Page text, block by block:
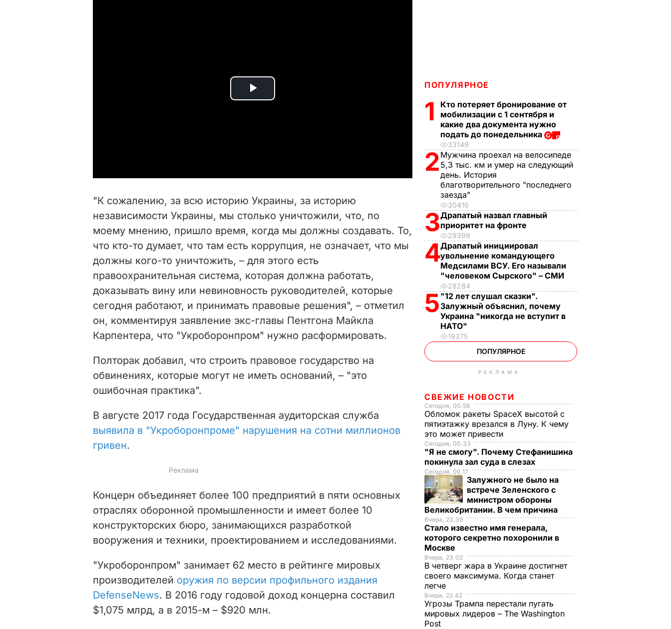
P
i
d
e
o
"К сожалению, за всю историю Украины, за историю
независимости Украины, мы столько уничтожили, что, по
моему мнению, пришло время, когда мы должны создавать. То,
что кто-то думает, что там есть коррупция, не означает, что мы
должны кого-то уничтожить, – для этого есть
правоохранительная система, которая должна работать,
доказывать вину или невиновность руководителей, которые
сегодня работают, и принимать правовые решения", – отметил
он, комментируя заявление экс-главы Пентгона Майкла
Карпентера, что "Укроборонпром" нужно расформировать.
Полторак добавил, что строить правовое государство на
обвинениях, которые могут не иметь оснований, – "это
ошибочная практика".
В августе 2017 года Государственная аудиторская служба
выявила в "Укроборонпроме" нарушения на сотни миллионов
гривен.
Концерн объединяет более 100 предприятий в пяти основных
отраслях оборонной промышленности и имеет более 10
конструкторских бюро, занимающихся разработкой
вооружения и техники, проектированием и исследованиями.
"Укроборонпром" занимает 62 место в рейтинге мировых
производителей оружия по версии профильного издания
DefenseNews. В 2016 году годовой доход концерна составил
$1,075 млрд, а в 2015-м – $920 млн.
ПОПУЛЯРНОЕ
1
Кто потеряет бронирование от
мобилизации с 1 сентября и
какие два документа нужно
подать до понедельника
33149
2 Мужчина проехал на велосипеде
5,3 тыс. км и умер на следующий
день. История
благотворительного "последнего
заезда"
30416
3Драпатый назвал главный
приоритет на фронте
29399
4Драпатый инициировал
увольнение командующего
Медсилами ВСУ. Его называли
"человеком Сырского" – СМИ
28284
5 "12 лет слушал сказки".
Залужный объяснил, почему
Украина "никогда не вступит в
НАТО"
19375
ПОПУЛЯРНОЕ
РЕКЛАМА
СВЕЖИЕ НОВОСТИ
Сегодня, 00.56
Обломок ракеты SpaceX высотой с
пятиэтажку врезался в Луну. К чему
это может привести
Сегодня, 00.33
"Я не смогу". Почему Стефанишина
покинула зал суда в слезах
Сегодня, 00.17
Залужного не было на
встрече Зеленского с
министром обороны
Великобритании. В чем причина
Вчера, 23.39
Стало известно имя генерала,
которого секретно похоронили в
Москве
Вчера, 23.02
В четверг жара в Украине достигнет
своего максимума. Когда станет
легче
Вчера, 22.42
Угрозы Трампа перестали пугать
мировых лидеров – The Washington
Post